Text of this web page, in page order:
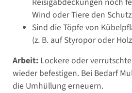
Wind oder Tiere den
Sind die Töpfe von
(z. B. auf Styropor oder
Arbeit: Lockere oder
wieder befestigen. Bei Bedarf
die Umhüllung erneuern.